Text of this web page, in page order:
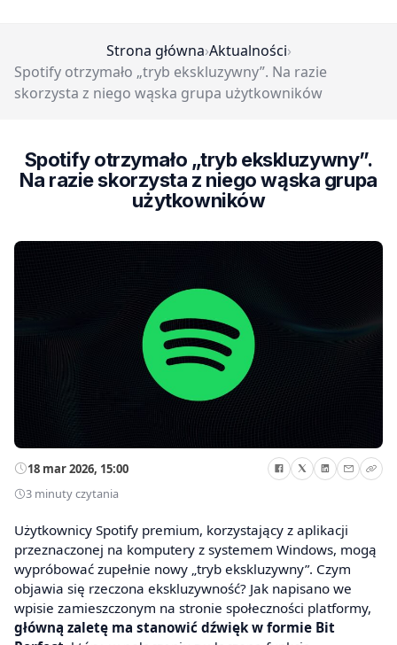
Strona główna›Aktualności›
Spotify otrzymało „tryb ekskluzywny”. Na razie
skorzysta z niego wąska grupa użytkowników
Spotify otrzymało „tryb ekskluzywny”.
Na razie skorzysta z niego wąska grupa
użytkowników
18 mar 2026, 15:00
3 minuty czytania
Użytkownicy Spotify premium, korzystający z aplikacji
przeznaczonej na komputery z systemem Windows, mogą
wypróbować zupełnie nowy „tryb ekskluzywny”. Czym
objawia się rzeczona ekskluzywność? Jak napisano we
wpisie zamieszczonym na stronie społeczności platformy,
główną zaletę ma stanowić dźwięk w formie Bit